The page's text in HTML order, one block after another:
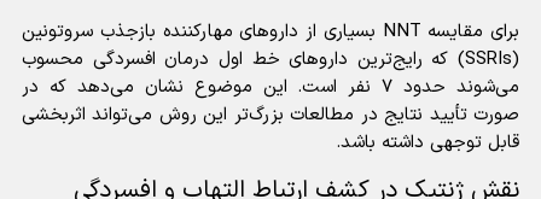
برای مقایسه NNT بسیاری از دارو‌های مهارکننده بازجذب سروتونین
(SSRIs) که رایج‌ترین دارو‌های خط اول درمان افسردگی محسوب
می‌شوند حدود ۷ نفر است. این موضوع نشان می‌دهد که در
صورت تأیید نتایج در مطالعات بزرگ‌تر این روش می‌تواند اثربخشی
قابل توجهی داشته باشد.
نقش ژنتیک در کشف ارتباط التهاب و افسردگی